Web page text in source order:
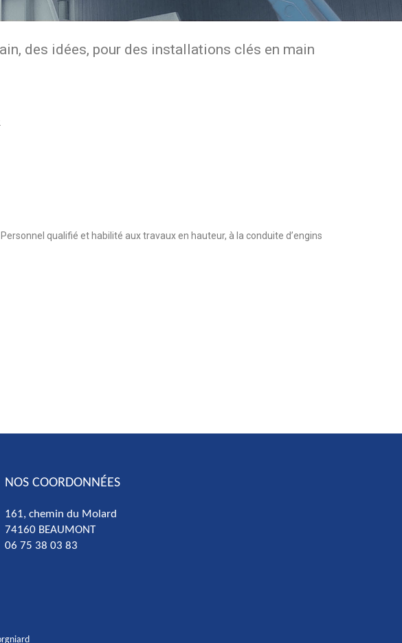
des idées, pour des installations clés en main
qualifié et habilité aux travaux en hauteur, à la conduite d’engins
NOS COORDONNÉES
161, chemin du Molard
74160 BEAUMONT
06 75 38 03 83